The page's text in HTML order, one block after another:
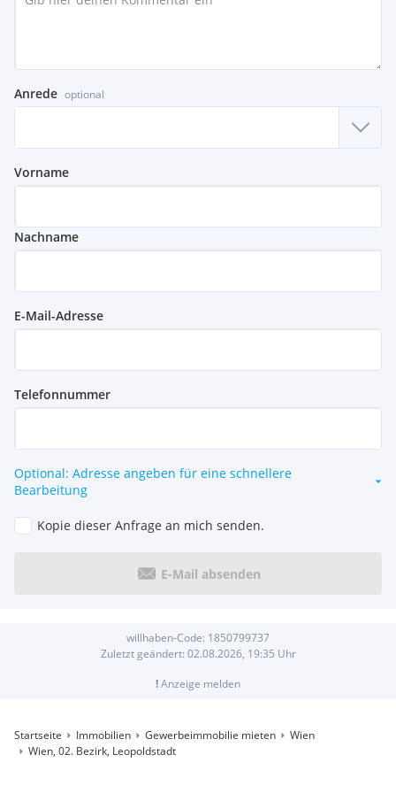
Rembrandtstraße
wirtschaftliches Naheverhältnis besteht.
Der Vermittler ist als Doppelmakler tätig.
Anrede optional
Vorname
Nachname
E-Mail-Adresse
Telefonnummer
Optional: Adresse angeben für eine schnellere
Bearbeitung
Kopie dieser Anfrage an mich senden.
E-Mail absenden
willhaben-Code: 1850799737
Zuletzt geändert: 02.08.2026, 19:35 Uhr
!Anzeige melden
Startseite Immobilien Gewerbeimmobilie mieten
Wien
Wien, 02. Bezirk, Leopoldstadt